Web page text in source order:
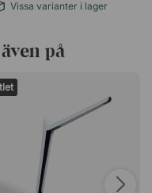
Vissa varianter i lager
på